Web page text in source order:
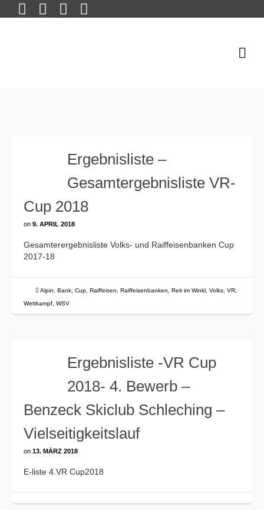
Ergebnisliste –
Gesamtergebnisliste VR-
Cup 2018
on 9. APRIL 2018
Gesamterergebnisliste Volks- und Raiffeisenbanken Cup
2017-18
Alpin Bank Cup Raiffeisen Raiffeisenbanken Reit im Winkl Volks VR
Wettkampf WSV
Ergebnisliste -VR Cup
2018- 4. Bewerb –
Benzeck Skiclub Schleching –
Vielseitigkeitslauf
on 13. MÄRZ 2018
E-liste 4.VR Cup2018